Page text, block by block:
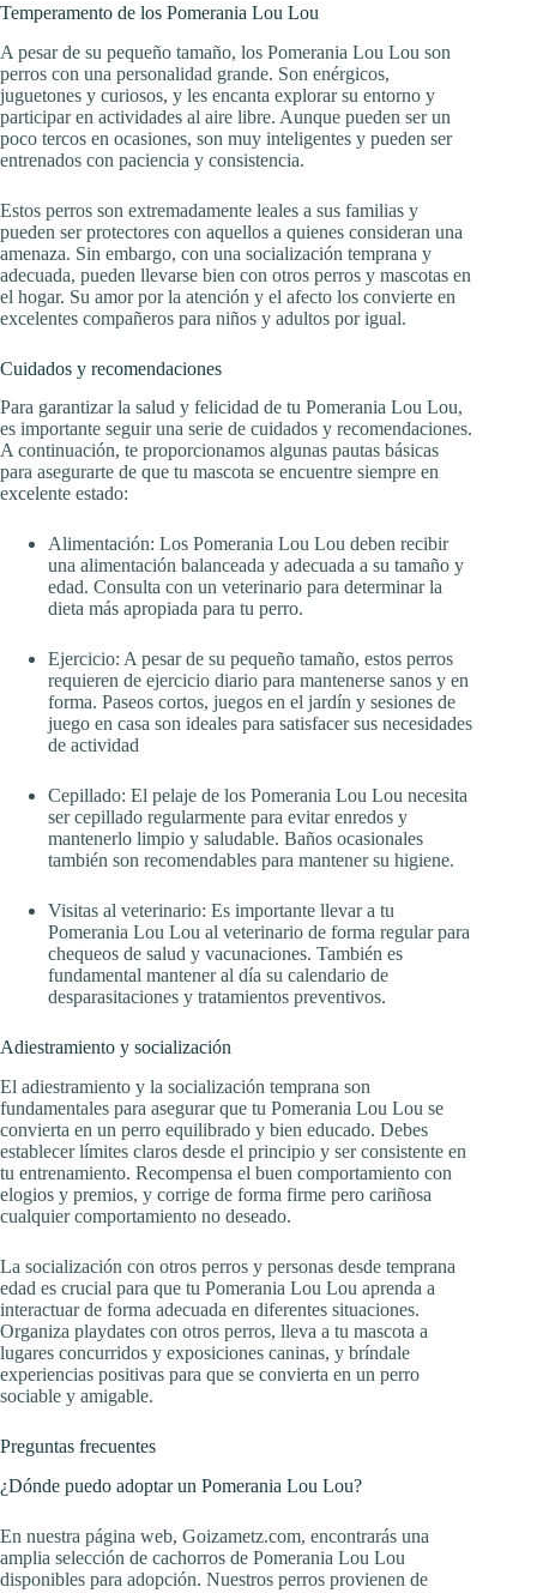
Temperamento de los Pomerania Lou Lou
A pesar de su pequeño tamaño, los Pomerania Lou Lou son
perros con una personalidad grande. Son enérgicos,
juguetones y curiosos, y les encanta explorar su entorno y
participar en actividades al aire libre. Aunque pueden ser un
poco tercos en ocasiones, son muy inteligentes y pueden ser
entrenados con paciencia y consistencia.
Estos perros son extremadamente leales a sus familias y
pueden ser protectores con aquellos a quienes consideran una
amenaza. Sin embargo, con una socialización temprana y
adecuada, pueden llevarse bien con otros perros y mascotas en
el hogar. Su amor por la atención y el afecto los convierte en
excelentes compañeros para niños y adultos por igual.
Cuidados y recomendaciones
Para garantizar la salud y felicidad de tu Pomerania Lou Lou,
es importante seguir una serie de cuidados y recomendaciones.
A continuación, te proporcionamos algunas pautas básicas
para asegurarte de que tu mascota se encuentre siempre en
excelente estado:
Alimentación: Los Pomerania Lou Lou deben recibir
una alimentación balanceada y adecuada a su tamaño y
edad. Consulta con un veterinario para determinar la
dieta más apropiada para tu perro.
Ejercicio: A pesar de su pequeño tamaño, estos perros
requieren de ejercicio diario para mantenerse sanos y en
forma. Paseos cortos, juegos en el jardín y sesiones de
juego en casa son ideales para satisfacer sus necesidades
de actividad
Cepillado: El pelaje de los Pomerania Lou Lou necesita
ser cepillado regularmente para evitar enredos y
mantenerlo limpio y saludable. Baños ocasionales
también son recomendables para mantener su higiene.
Visitas al veterinario: Es importante llevar a tu
Pomerania Lou Lou al veterinario de forma regular para
chequeos de salud y vacunaciones. También es
fundamental mantener al día su calendario de
desparasitaciones y tratamientos preventivos.
Adiestramiento y socialización
El adiestramiento y la socialización temprana son
fundamentales para asegurar que tu Pomerania Lou Lou se
convierta en un perro equilibrado y bien educado. Debes
establecer límites claros desde el principio y ser consistente en
tu entrenamiento. Recompensa el buen comportamiento con
elogios y premios, y corrige de forma firme pero cariñosa
cualquier comportamiento no deseado.
La socialización con otros perros y personas desde temprana
edad es crucial para que tu Pomerania Lou Lou aprenda a
interactuar de forma adecuada en diferentes situaciones.
Organiza playdates con otros perros, lleva a tu mascota a
lugares concurridos y exposiciones caninas, y bríndale
experiencias positivas para que se convierta en un perro
sociable y amigable.
Preguntas frecuentes
¿Dónde puedo adoptar un Pomerania Lou Lou?
En nuestra página web, Goizametz.com, encontrarás una
amplia selección de cachorros de Pomerania Lou Lou
disponibles para adopción. Nuestros perros provienen de